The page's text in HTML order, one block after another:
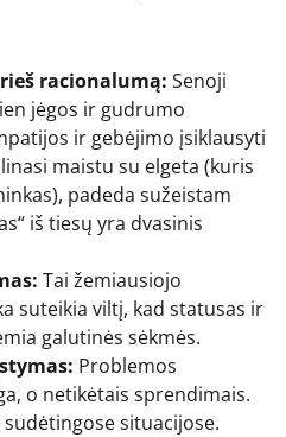
racionalumą: Senoji
jėgos ir gudrumo
ir gebėjimo įsiklausyti
maistu su elgeta (kuris
padeda sužeistam
iš tiesų yra dvasinis
Tai žemiausiojo
suteikia viltį, kad statusas ir
galutinės sėkmės.
Problemos
o netikėtais sprendimais.
situacijose.